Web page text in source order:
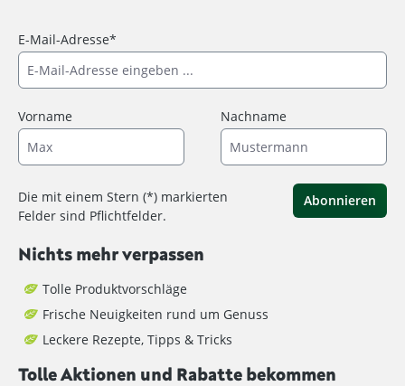
E-Mail-Adresse*
Vorname Nachname
Die mit einem Stern (*) markierten
Felder sind Pflichtfelder.
Abonnieren
Nichts mehr verpassen
Tolle Produktvorschläge
Frische Neuigkeiten rund um Genuss
Leckere Rezepte, Tipps & Tricks
Tolle Aktionen und Rabatte bekommen